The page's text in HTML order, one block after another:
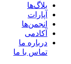
بلاگ‌ها
آپارات
انجمن‌ها
آکادمی
درباره ما
تماس با ما